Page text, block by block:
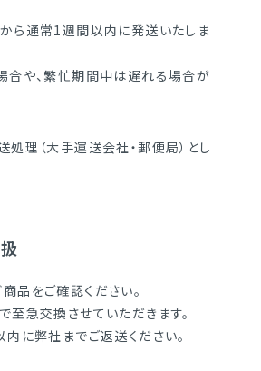
ら通常1週間以内に発送いたしま
合や、繁忙期間中は遅れる場合が
処理（大手運送会社・郵便局）とし
品をご確認ください。
至急交換させていただきます。
に弊社までご返送ください。